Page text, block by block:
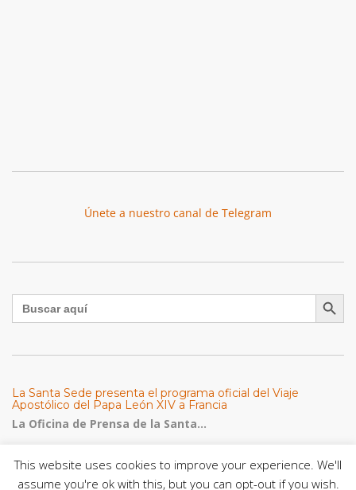
Únete a nuestro canal de Telegram
Buscar: Botón de
La Santa Sede presenta el programa oficial del Viaje
Apostólico del Papa León XIV a Francia
La Oficina de Prensa de la Santa...
Diócesis de San Cristóbal celebró 416 años del Santo Cristo
de La Grita con un llamado a la solidaridad y la dignidad
This website uses cookies to improve your experience. We'll
assume you're ok with this, but you can opt-out if you wish.